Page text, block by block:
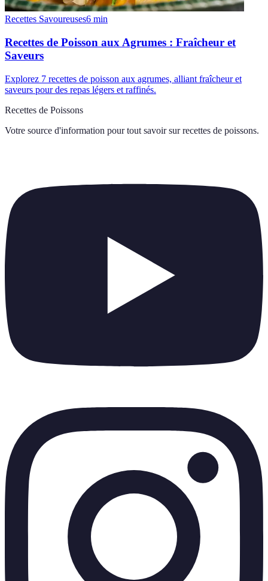
Recettes Savoureuses6 min
Recettes de Poisson aux Agrumes : Fraîcheur et
Saveurs
Explorez 7 recettes de poisson aux agrumes, alliant fraîcheur et
saveurs pour des repas légers et raffinés.
Recettes de Poissons
Votre source d'information pour tout savoir sur recettes de poissons.